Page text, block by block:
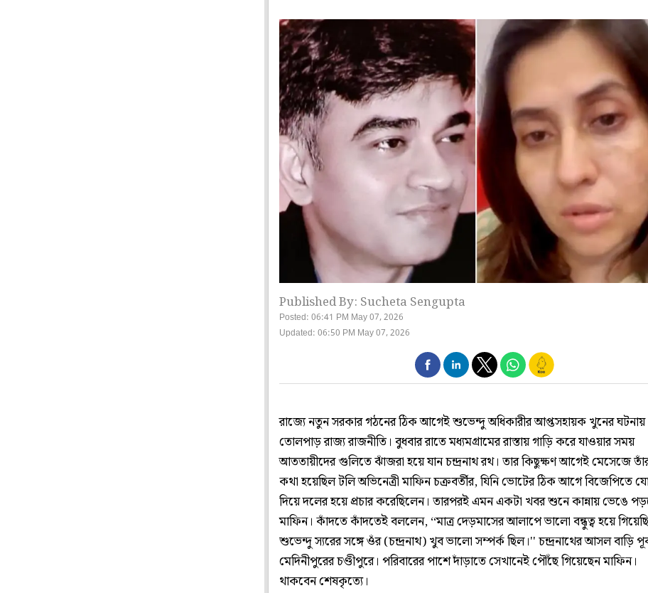
Published By: Sucheta Sengupta
Posted: 06:41 PM May 07, 2026
Updated: 06:50 PM May 07, 2026
রাজ্যে নতুন সরকার গঠনের ঠিক আগেই শুভেন্দু অধিকারীর আপ্তসহায়ক খুনের ঘটনায়
তোলপাড় রাজ্য রাজনীতি। বুধবার রাতে মধ্যমগ্রামের রাস্তায় গাড়ি করে যাওয়ার সময়
আততায়ীদের গুলিতে ঝাঁজরা হয়ে যান চন্দ্রনাথ রথ। তার কিছুক্ষণ আগেই মেসেজে
কথা হয়েছিল টলি অভিনেত্রী মাফিন চক্রবর্তীর, যিনি ভোটের ঠিক আগে বিজেপিতে
দিয়ে দলের হয়ে প্রচার করেছিলেন। তারপরই এমন একটা খবর শুনে কান্নায় ভেঙে
মাফিন। কাঁদতে কাঁদতেই বললেন, ‘‘মাত্র দেড়মাসের আলাপে ভালো বন্ধুত্ব হয়ে
শুভেন্দু স্যরের সঙ্গে ওঁর (চন্দ্রনাথ) খুব ভালো সম্পর্ক ছিল।'' চন্দ্রনাথের আসল বাড়ি
মেদিনীপুরের চণ্ডীপুরে। পরিবারের পাশে দাঁড়াতে সেখানেই পৌঁছে গিয়েছেন মাফিন।
থাকবেন শেষকৃত্যে।